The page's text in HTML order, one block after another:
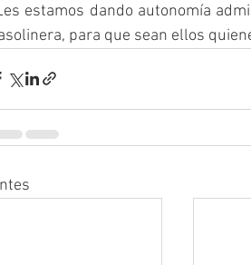
estamos dando autonomía
para que sean ellos